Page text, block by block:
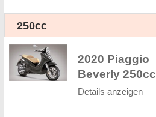
250cc
2020 Piaggio
Beverly 250cc
Details anzeigen